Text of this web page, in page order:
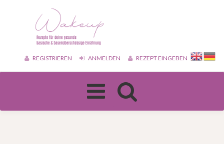
REGISTRIEREN ANMELDEN REZEPT EINGEBEN
Toggle
navigation